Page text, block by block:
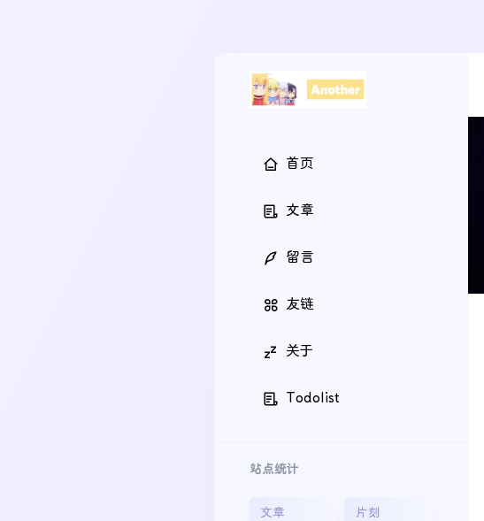
首页
文章
留言
友链
关于
Todolist
站点统计
文章
片刻